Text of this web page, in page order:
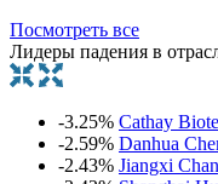
Посмотреть все
Лидеры падения в
-3.25% Cathay
-2.59% Danhua
-2.43% Jiangxi